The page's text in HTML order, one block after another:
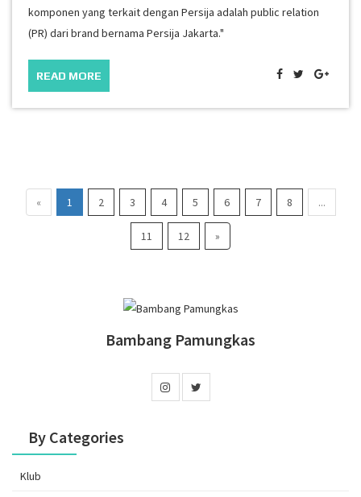
komponen yang terkait dengan Persija adalah public relation
(PR) dari brand bernama Persija Jakarta."
READ MORE
« 1 2 3 4 5 6 7 8 ...
11 12 »
Bambang Pamungkas
By Categories
Klub